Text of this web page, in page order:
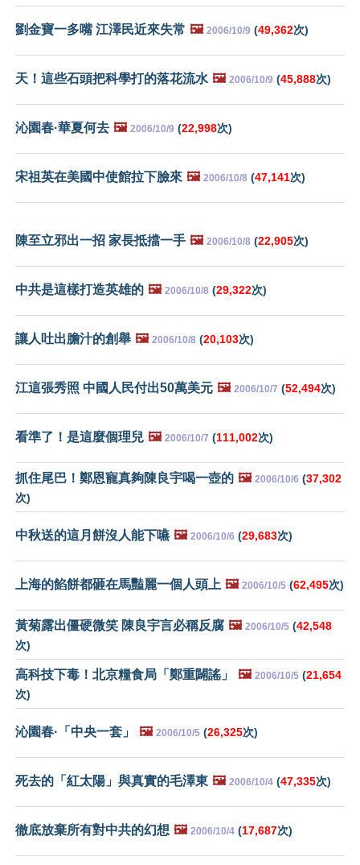
劉金寶一多嘴 江澤民近來失常 🖼️ 2006/10/9 (49,362次)
天！這些石頭把科學打的落花流水 🖼️ 2006/10/9 (45,888次)
沁園春·華夏何去 🖼️ 2006/10/9 (22,998次)
宋祖英在美國中使館拉下臉來 🖼️ 2006/10/8 (47,141次)
陳至立邪出一招 家長抵擋一手 🖼️ 2006/10/8 (22,905次)
中共是這樣打造英雄的 🖼️ 2006/10/8 (29,322次)
讓人吐出膽汁的創舉 🖼️ 2006/10/8 (20,103次)
江這張秀照 中國人民付出50萬美元 🖼️ 2006/10/7 (52,494次)
看準了！是這麼個理兒 🖼️ 2006/10/7 (111,002次)
抓住尾巴！鄭恩寵真夠陳良宇喝一壺的 🖼️ 2006/10/6 (37,302
次)
中秋送的這月餅沒人能下嚥 🖼️ 2006/10/6 (29,683次)
上海的餡餅都砸在馬豔麗一個人頭上 🖼️ 2006/10/5 (62,495次)
黃菊露出僵硬微笑 陳良宇言必稱反腐 🖼️ 2006/10/5 (42,548
次)
高科技下毒！北京糧食局「鄭重闢謠」 🖼️ 2006/10/5 (21,654
次)
沁園春·「中央一套」 🖼️ 2006/10/5 (26,325次)
死去的「紅太陽」與真實的毛澤東 🖼️ 2006/10/4 (47,335次)
徹底放棄所有對中共的幻想 🖼️ 2006/10/4 (17,687次)